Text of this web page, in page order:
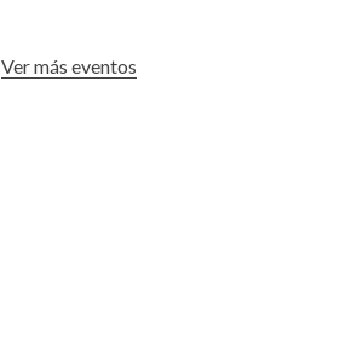
Ver más eventos